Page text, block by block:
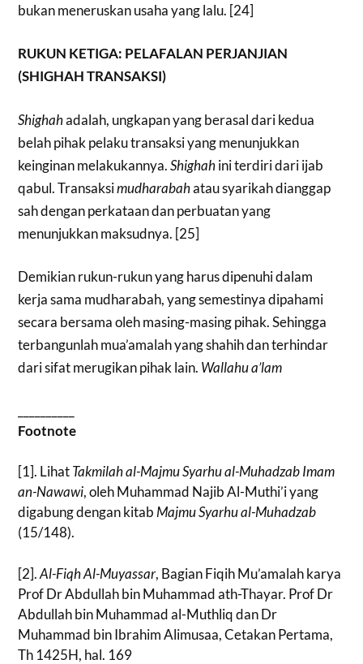
bukan meneruskan usaha yang lalu. [24]
RUKUN KETIGA: PELAFALAN PERJANJIAN
(SHIGHAH TRANSAKSI)
Shighahadalah, ungkapan yang berasal dari kedua
belah pihak pelaku transaksi yang menunjukkan
keinginan melakukannya.Shighahini terdiri dari ijab
qabul. Transaksimudharabahatau syarikah dianggap
sah dengan perkataan dan perbuatan yang
menunjukkan maksudnya. [25]
Demikian rukun-rukun yang harus dipenuhi dalam
kerja sama mudharabah, yang semestinya dipahami
secara bersama oleh masing-masing pihak. Sehingga
terbangunlah mua’amalah yang shahih dan terhindar
dari sifat merugikan pihak lain. Wallahu a’lam
Footnote
[1]. LihatTakmilah al-Majmu Syarhu al-Muhadzab Imam
an-Nawawi, oleh Muhammad Najib Al-Muthi’i yang
digabung dengan kitab Majmu Syarhu al-Muhadzab
(15/148).
[2].Al-Fiqh Al-Muyassar, Bagian Fiqih Mu’amalah karya
Prof Dr Abdullah bin Muhammad ath-Thayar. Prof Dr
Abdullah bin Muhammad al-Muthliq dan Dr
Muhammad bin Ibrahim Alimusaa, Cetakan Pertama,
Th 1425H, hal. 169